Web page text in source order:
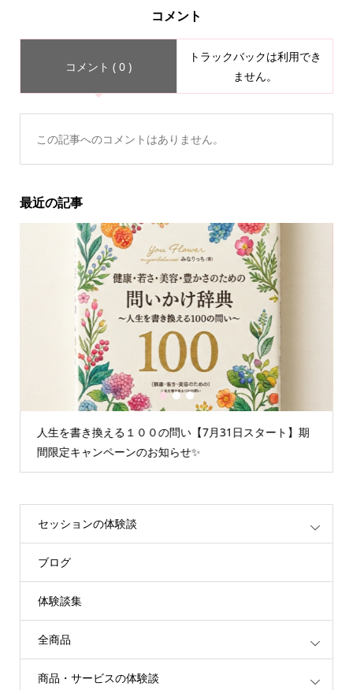
コメント
コメント ( 0 )
トラックバックは利用でき
ません。
この記事へのコメントはありません。
最近の記事
える１００の問い【7月31日スタート】期
ペーンのお知らせ✨
情報空間を書き換
2 3
セッションの体験談
ブログ
体験談集
全商品
商品・サービスの体験談